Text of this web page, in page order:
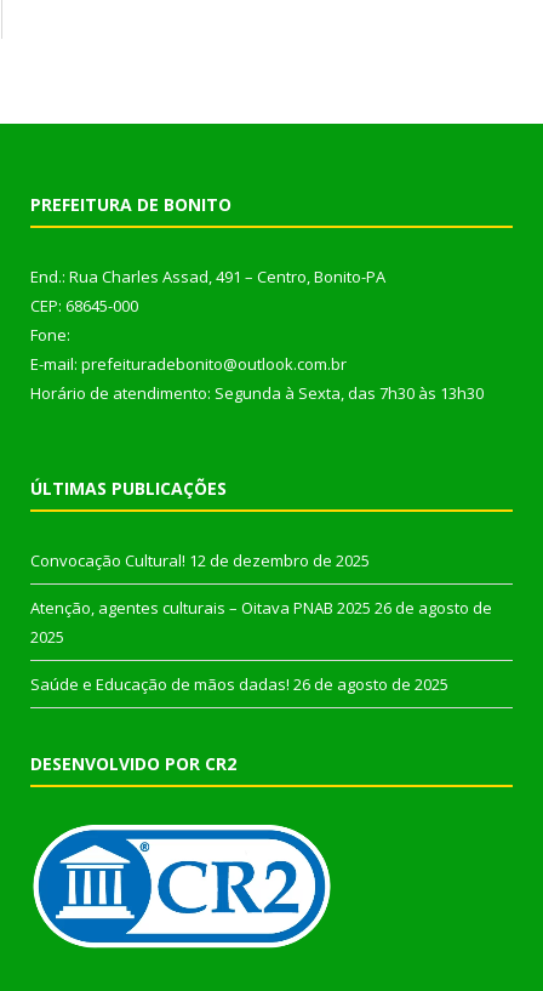
PREFEITURA DE BONITO
End.: Rua Charles Assad, 491 – Centro, Bonito-PA
CEP: 68645-000
Fone:
E-mail: prefeituradebonito@outlook.com.br
Horário de atendimento: Segunda à Sexta, das 7h30 às 13h30
ÚLTIMAS PUBLICAÇÕES
Convocação Cultural! 12 de dezembro de 2025
Atenção, agentes culturais – Oitava PNAB 2025 26 de agosto de
2025
Saúde e Educação de mãos dadas! 26 de agosto de 2025
DESENVOLVIDO POR CR2